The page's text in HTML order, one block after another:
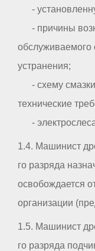
-
- причины
обслуживаемого
устранения;
- схему
технические
-
1.4. Машинист
го разряда
освобождается
организации
1.5. Машинист
го разряда